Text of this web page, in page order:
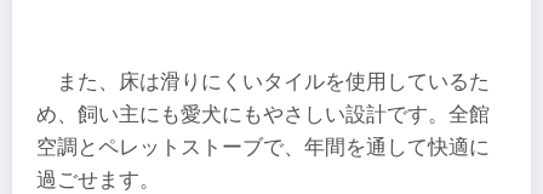
また、床は滑りにくいタイルを使用しているた
め、飼い主にも愛犬にもやさしい設計です。全館
空調とペレットストーブで、年間を通して快適に
過ごせます。